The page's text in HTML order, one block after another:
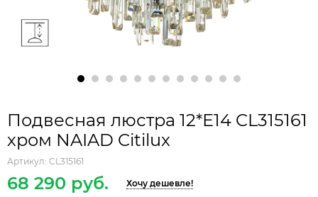
Подвесная люстра 12*Е14 CL315161
хром NAIAD Citilux
Артикул: CL315161
68 290 руб. Хочу дешевле!